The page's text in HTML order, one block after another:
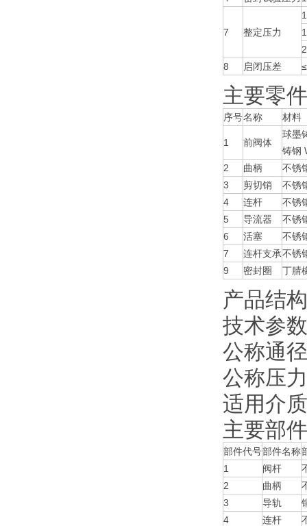
7 整定压力
8
启闭压差
主要零
序号名称 材料
1 前阀体
球墨
铸钢
2
曲柄
不锈
3
剪切销
不锈
4
连杆
不锈
5
导流器
不锈
6
活塞
不锈
7
连杆支承不锈
9
密封圈 丁腈
产品结
技术参
公称通
公称压
适用介
主要部
部件代号部件名称
1
阀杆
2
曲柄
3
导轨
4
连杆